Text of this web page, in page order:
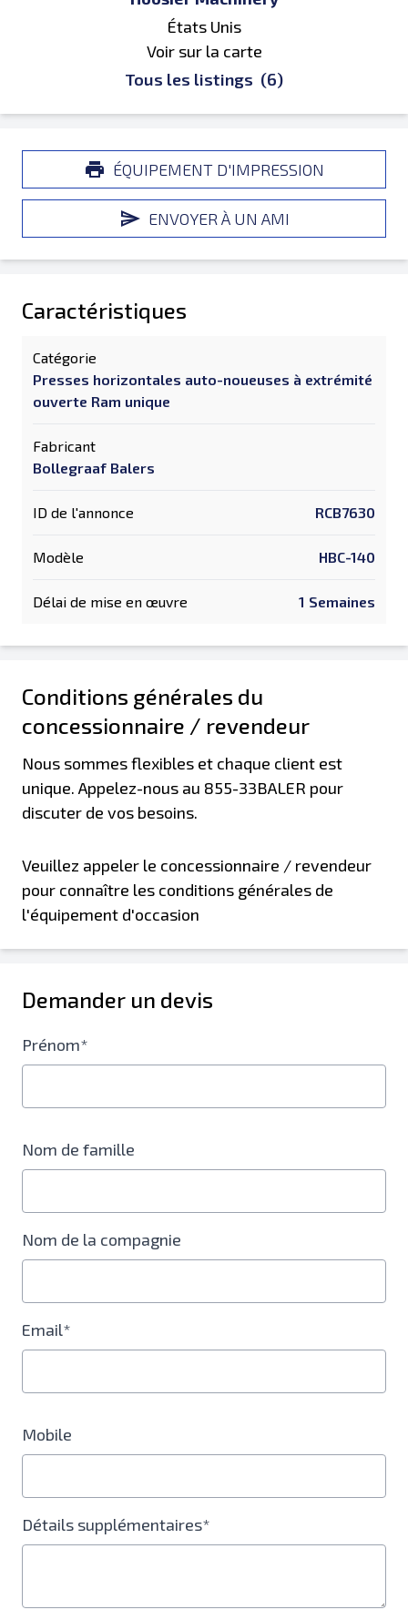
États Unis
Voir sur la carte
Tous les listings (6)
ÉQUIPEMENT D'IMPRESSION
ENVOYER À UN AMI
Caractéristiques
Catégorie
Presses horizontales auto-noueuses à extrémité
ouverte Ram unique
Fabricant
Bollegraaf Balers
ID de l'annonce RCB7630
Modèle HBC-140
Délai de mise en œuvre 1 Semaines
Conditions générales du
concessionnaire / revendeur
Nous sommes flexibles et chaque client est
unique. Appelez-nous au 855-33BALER pour
discuter de vos besoins.
Veuillez appeler le concessionnaire / revendeur
pour connaître les conditions générales de
l'équipement d'occasion
Demander un devis
Prénom*
Nom de famille
Nom de la compagnie
Email*
Mobile
Détails supplémentaires*